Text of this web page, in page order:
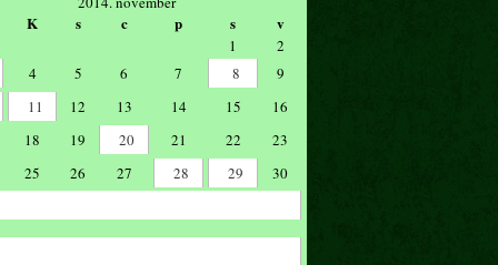
K s c p s v
1
2
4 5 6 7 8
9
11 12 13 14 15
16
18 19 20 21 22
23
25 26 27 28 29
30